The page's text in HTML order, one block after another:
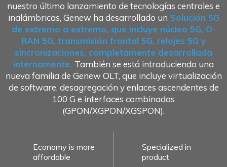
nuestro último lanzamiento de tecnologías centrales e
inalámbricas, Genew ha desarrollado un Solución 5G
de extremo a extremo, que incluye núcleo 5G, O-
RAN 5G, transmisión frontal 5G, relojes 5G y
sincronizaciones, completamente desarrollada
internamente. También se está introduciendo una
nueva familia de Genew OLT, que incluye virtualización
de software, desagregación y enlaces ascendentes de
100 G e interfaces combinadas
(GPON/XGPON/XGSPON).
Economy is more
affordable
Specialized in
product